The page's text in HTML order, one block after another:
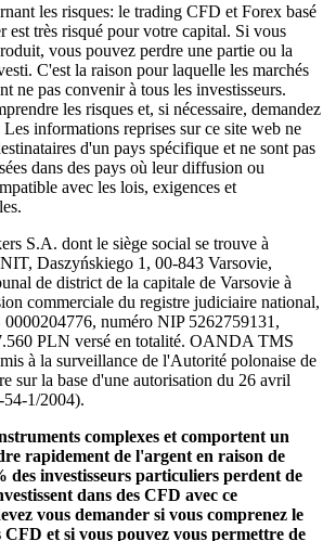
les risques: le trading CFD et Forex basé
est très risqué pour votre capital. Si vous
vous pouvez perdre une partie ou la
C'est la raison pour laquelle les marchés
ne pas convenir à tous les investisseurs.
les risques et, si nécessaire, demandez
informations reprises sur ce site web ne
d'un pays spécifique et ne sont pas
dans des pays où leur diffusion ou
avec les lois, exigences et
S.A. dont le siège social se trouve à
Daszyńskiego 1, 00-843 Varsovie,
de district de la capitale de Varsovie à
commerciale du registre judiciaire national,
numéro NIP 5262759131,
PLN versé en totalité. OANDA TMS
à la surveillance de l'Autorité polonaise de
sur la base d'une autorisation du 26 avril
1/2004).
complexes et comportent un
rapidement de l'argent en raison de
des investisseurs particuliers perdent de
dans des CFD avec ce
vous demander si vous comprenez le
et si vous pouvez vous permettre de